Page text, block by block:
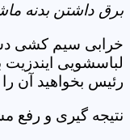
برق داشتن بدنه
خرابی سیم کشی
لباسشویی
رئیس بخواهید آن
نتیجه گیری و رفع